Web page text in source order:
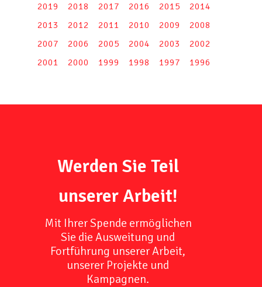
2019
2018 2017 2016 2015
2014
2013
2012 2011 2010 2009
2008
2007
2006 2005 2004 2003
2002
2001
2000 1999 1998 1997 1996
Werden Sie Teil
unserer Arbeit!
Mit Ihrer Spende ermöglichen
Sie die Ausweitung und
Fortführung unserer Arbeit,
unserer Projekte und
Kampagnen.